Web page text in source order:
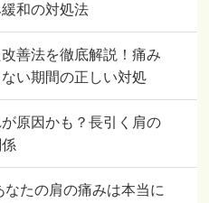
和の対処法
善法を徹底解説！痛み
い期間の正しい対処
原因かも？長引く肩の
たの肩の痛みは本当に